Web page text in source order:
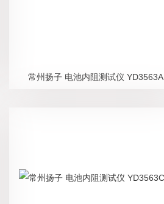
常州扬子 电池内阻测试仪 YD3563A